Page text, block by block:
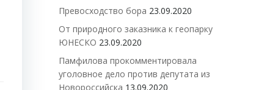
Превосходство бора 23.09.2020
От природного заказника к геопарку
ЮНЕСКО 23.09.2020
Памфилова прокомментировала
уголовное дело против депутата из
Новороссийска 13.09.2020